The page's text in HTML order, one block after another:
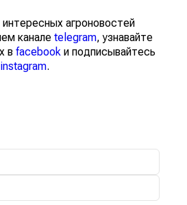
агроновостей
канале telegram, узнавайте
в facebook и подписывайтесь
instagram.